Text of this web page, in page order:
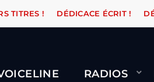
ORANGE ROAD QUI PASSE, ÇA LE
TITRES ! DÉDICACE ÉCRIT !
RADIOS